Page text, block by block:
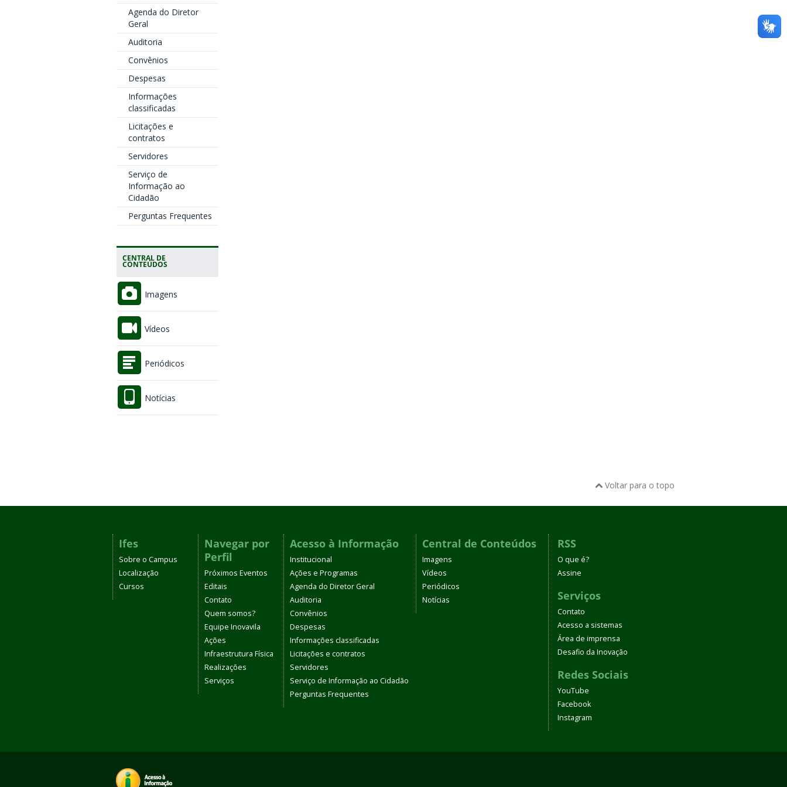
Agenda do Diretor
Geral
Auditoria
Convênios
Despesas
Informações
classificadas
Licitações e
contratos
Servidores
Serviço de
Informação ao
Cidadão
Perguntas Frequentes
CENTRAL DE
CONTEÚDOS
Imagens
Vídeos
Periódicos
Notícias
Voltar para o topo
Ifes
Sobre o Campus
Localização
Cursos
Navegar por
Perfil
Próximos Eventos
Editais
Contato
Quem somos?
Equipe Inovavila
Ações
Infraestrutura Física
Realizações
Serviços
Acesso à Informação
Institucional
Ações e Programas
Agenda do Diretor Geral
Auditoria
Convênios
Despesas
Informações classificadas
Licitações e contratos
Servidores
Serviço de Informação ao Cidadão
Perguntas Frequentes
Central de Conteúdos
Imagens
Vídeos
Periódicos
Notícias
RSS
O que é?
Assine
Serviços
Contato
Acesso a sistemas
Área de imprensa
Desafio da Inovação
Redes Sociais
YouTube
Facebook
Instagram